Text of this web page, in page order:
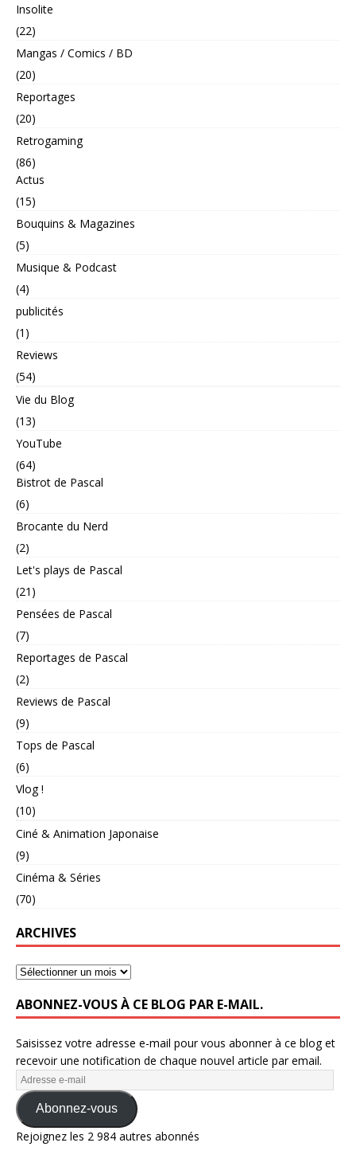
Insolite
(22)
Mangas / Comics / BD
(20)
Reportages
(20)
Retrogaming
(86)
Actus
(15)
Bouquins & Magazines
(5)
Musique & Podcast
(4)
publicités
(1)
Reviews
(54)
Vie du Blog
(13)
YouTube
(64)
Bistrot de Pascal
(6)
Brocante du Nerd
(2)
Let's plays de Pascal
(21)
Pensées de Pascal
(7)
Reportages de Pascal
(2)
Reviews de Pascal
(9)
Tops de Pascal
(6)
Vlog !
(10)
Ciné & Animation Japonaise
(9)
Cinéma & Séries
(70)
ARCHIVES
ABONNEZ-VOUS À CE BLOG PAR E-MAIL.
Saisissez votre adresse e-mail pour vous abonner à ce blog et
recevoir une notification de chaque nouvel article par email.
Abonnez-vous
Rejoignez les 2 984 autres abonnés